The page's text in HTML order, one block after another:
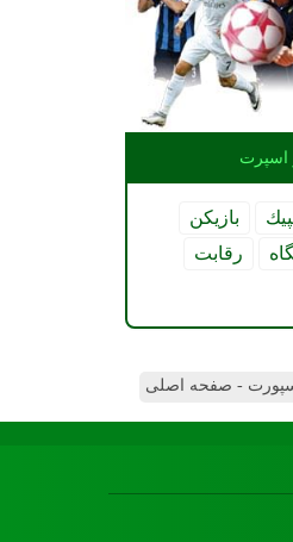
اسپرت
بازیكن
رقابت
- صفحه اصلی